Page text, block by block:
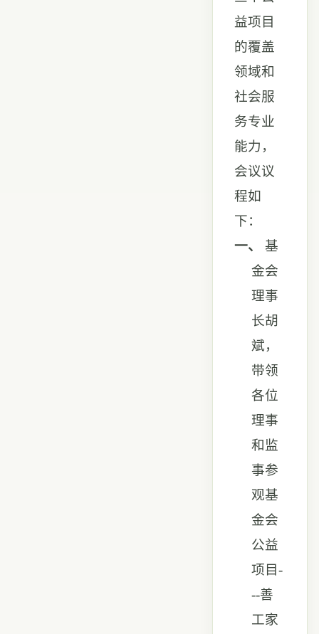
益项目
的覆盖
领域和
社会服
务专业
能力，
会议议
程如
下：
一、 基
金会
理事
长胡
斌，
带领
各位
理事
和监
事参
观基
金会
公益
项目-
--善
工家